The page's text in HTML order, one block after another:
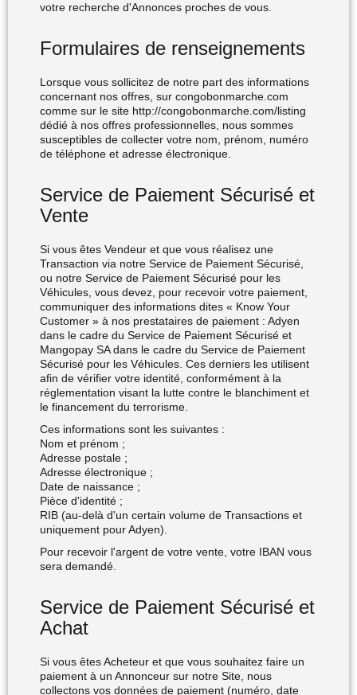
votre recherche d'Annonces proches de vous.
Formulaires de renseignements
Lorsque vous sollicitez de notre part des informations
concernant nos offres, sur congobonmarche.com
comme sur le site http://congobonmarche.com/listing
dédié à nos offres professionnelles, nous sommes
susceptibles de collecter votre nom, prénom, numéro
de téléphone et adresse électronique.
Service de Paiement Sécurisé et
Vente
Si vous êtes Vendeur et que vous réalisez une
Transaction via notre Service de Paiement Sécurisé,
ou notre Service de Paiement Sécurisé pour les
Véhicules, vous devez, pour recevoir votre paiement,
communiquer des informations dites « Know Your
Customer » à nos prestataires de paiement : Adyen
dans le cadre du Service de Paiement Sécurisé et
Mangopay SA dans le cadre du Service de Paiement
Sécurisé pour les Véhicules. Ces derniers les utilisent
afin de vérifier votre identité, conformément à la
réglementation visant la lutte contre le blanchiment et
le financement du terrorisme.
Ces informations sont les suivantes :
Nom et prénom ;
Adresse postale ;
Adresse électronique ;
Date de naissance ;
Pièce d'identité ;
RIB (au-delà d'un certain volume de Transactions et
uniquement pour Adyen).
Pour recevoir l'argent de votre vente, votre IBAN vous
sera demandé.
Service de Paiement Sécurisé et
Achat
Si vous êtes Acheteur et que vous souhaitez faire un
paiement à un Annonceur sur notre Site, nous
collectons vos données de paiement (numéro, date